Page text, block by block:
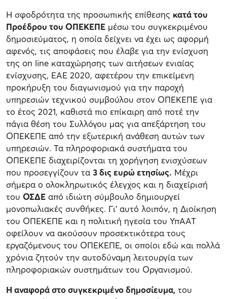
Η σφοδρότητα της προσωπικής επίθεσης κατά του
Προέδρου του ΟΠΕΚΕΠΕ μέσω του συγκεκριμένου
δημοσιεύματος, η οποία δείχνει να έχει ως αφορμή
αφενός, τις αποφάσεις που έλαβε για την ενίσχυση
της on line καταχώρησης των αιτήσεων ενιαίας
ενίσχυσης, ΕΑΕ 2020, αφετέρου την επικείμενη
προκήρυξη του διαγωνισμού για την παροχή
υπηρεσιών τεχνικού συμβούλου στον ΟΠΕΚΕΠΕ για
το έτος 2021, καθιστά πιο επίκαιρη από ποτέ την
πάγια θέση του Συλλόγου μας για απεξάρτηση του
ΟΠΕΚΕΠΕ από την εξωτερική ανάθεση αυτών των
υπηρεσιών. Τα πληροφοριακά συστήματα του
ΟΠΕΚΕΠΕ διαχειρίζονται τη χορήγηση ενισχύσεων
που προσεγγίζουν τα 3 δις ευρώ ετησίως. Μέχρι
σήμερα ο ολοκληρωτικός έλεγχος και η διαχείρισή
του ΟΣΔΕ από ιδιώτη σύμβουλο δημιουργεί
μονοπωλιακές συνθήκες. Γι’ αυτό λοιπόν, η Διοίκηση
του ΟΠΕΚΕΠΕ και η πολιτική ηγεσία του ΥπΑΑΤ
οφείλουν να ακούσουν προσεκτικότερα τους
εργαζόμενους του ΟΠΕΚΕΠΕ, οι οποίοι εδώ και πολλά
χρόνια ζητούν την αυτοδύναμη λειτουργία των
πληροφοριακών συστημάτων του Οργανισμού.
Η αναφορά στο συγκεκριμένο δημοσίευμα, του